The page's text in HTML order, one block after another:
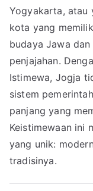
Yogyakarta, atau
kota yang
budaya Jawa
penjajahan.
Istimewa, Jogja
sistem
panjang yang
Keistimewaan ini
yang unik:
tradisinya.